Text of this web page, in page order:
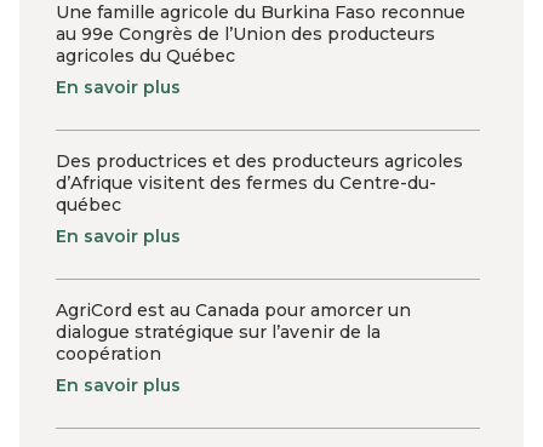
Une famille agricole du Burkina Faso reconnue
au 99e Congrès de l’Union des producteurs
agricoles du Québec
En savoir plus
Des productrices et des producteurs agricoles
d’Afrique visitent des fermes du Centre-du-
québec
En savoir plus
AgriCord est au Canada pour amorcer un
dialogue stratégique sur l’avenir de la
coopération
En savoir plus